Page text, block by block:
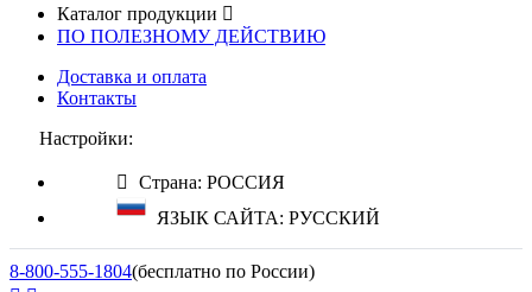
Каталог продукции
ПО ПОЛЕЗНОМУ ДЕЙСТВИЮ
Доставка и оплата
Контакты
Настройки:
Страна: РОССИЯ
ЯЗЫК САЙТА: РУССКИЙ
8-800-555-1804(бесплатно по России)